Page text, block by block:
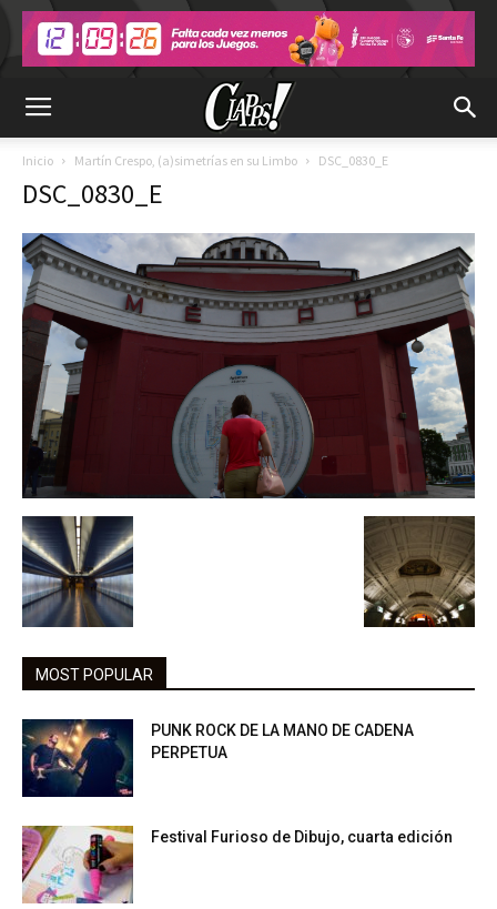
Inicio Martín Crespo, (a)simetrías en su Limbo DSC_0830_E
DSC_0830_E
MOST POPULAR
PUNK ROCK DE LA MANO DE CADENA
PERPETUA
Festival Furioso de Dibujo, cuarta edición